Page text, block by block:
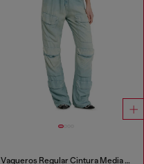
Vaqueros Regular Cintura Media D-Pocky